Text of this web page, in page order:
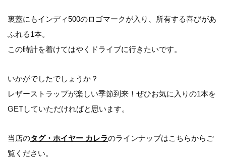
裏蓋にもインディ500のロゴマークが入り、所有する喜びがあ
ふれる1本。
この時計を着けてはやくドライブに行きたいです。
いかがでしたでしょうか？
レザーストラップが楽しい季節到来！ぜひお気に入りの1本を
GETしていただければと思います。
当店のタグ・ホイヤー カレラのラインナップはこちらからご
覧ください。